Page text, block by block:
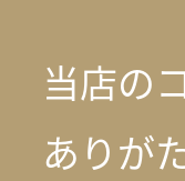
当店の
ありが